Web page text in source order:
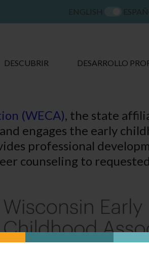
DESCUBRIR DESARROLLO
(WECA), the state
engages the early
professional
counseling to